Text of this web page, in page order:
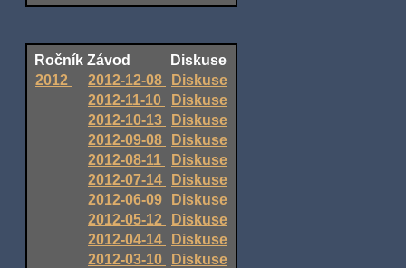
Ročník Závod
Diskuse
2012
2012-12-08
Diskuse
2012-11-10
Diskuse
2012-10-13
Diskuse
2012-09-08
Diskuse
2012-08-11
Diskuse
2012-07-14
Diskuse
2012-06-09
Diskuse
2012-05-12
Diskuse
2012-04-14
Diskuse
2012-03-10
Diskuse